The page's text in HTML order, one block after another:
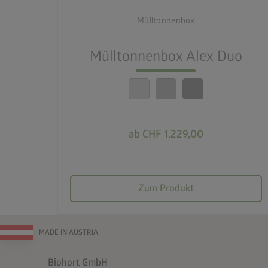
Mülltonnenbox
Mülltonnenbox Alex Duo
ab CHF 1.229,00
Zum Produkt
lock_person
calendar_month
20 Jahre Garantie
MADE IN AUSTRIA
Biohort GmbH